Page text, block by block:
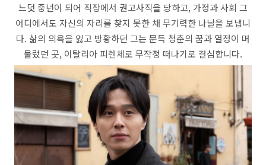
느덧 중년이 되어 직장에서 권고사직을 당하고, 가정과 사회 그
어디에서도 자신의 자리를 찾지 못한 채 무기력한 나날을 보냅니
다. 삶의 의욕을 잃고 방황하던 그는 문득 청춘의 꿈과 열정이 머
물렀던 곳, 이탈리아 피렌체로 무작정 떠나기로 결심합니다.